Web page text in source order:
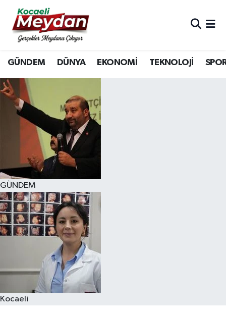
GÜNDEM DÜNYA EKONOMİ TEKNOLOJİ
GÜNDEM
Kocaeli
Nöbetçi Eczaneler
Hava Durumu
Trafik Durumu
Süper Lig Puan Durumu ve Fikstür
Tüm Manşetler
Son Dakika Haberleri
Haber Arşivi